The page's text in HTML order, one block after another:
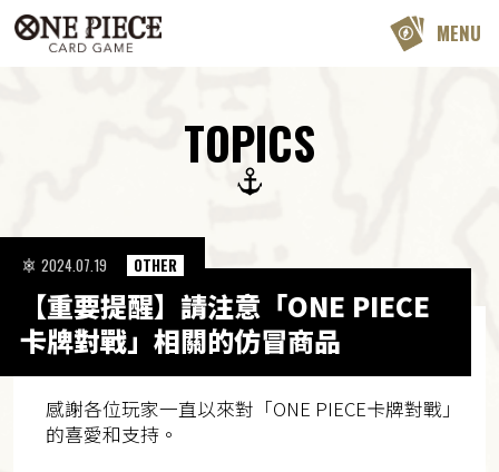
MENU
TOPICS
【重要提醒】請注意「ONE PIECE
卡牌對戰」相關的仿冒商品
2024.07.19 OTHER
感謝各位玩家一直以來對「ONE PIECE卡牌對戰」
的喜愛和支持。